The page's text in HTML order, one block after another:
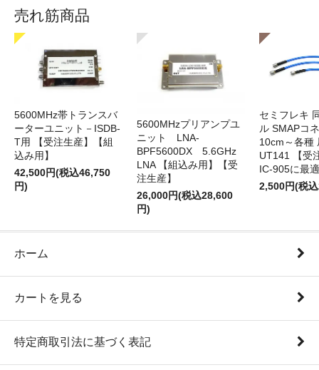
売れ筋商品
5600MHz帯トランスバ
ーターユニット－ISDB-
T用 【受注生産】【組
込み用】
42,500円(税込46,750
円)
5600MHzプリアンプユ
ニット LNA-
BPF5600DX 5.6GHz
LNA 【組込み用】【受
注生産】
26,000円(税込28,600
円)
セミフレキ
ル SMAPコ
10cm～各種
UT141 【
IC-905に最適
2,500円(税
ホーム
カートを見る
特定商取引法に基づく表記